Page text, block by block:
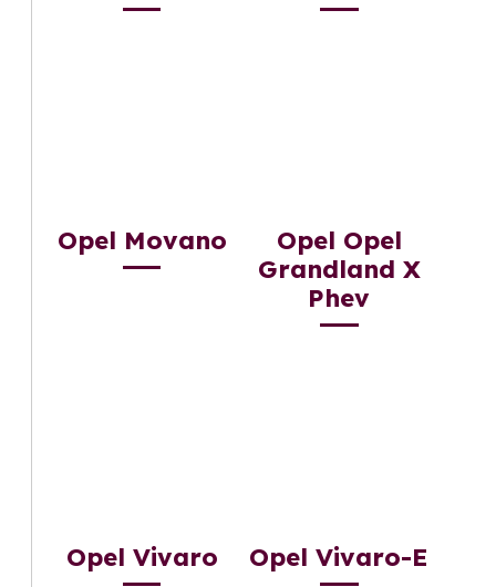
Opel Movano
Opel Opel
Grandland X
Phev
Opel Vivaro Opel Vivaro-E